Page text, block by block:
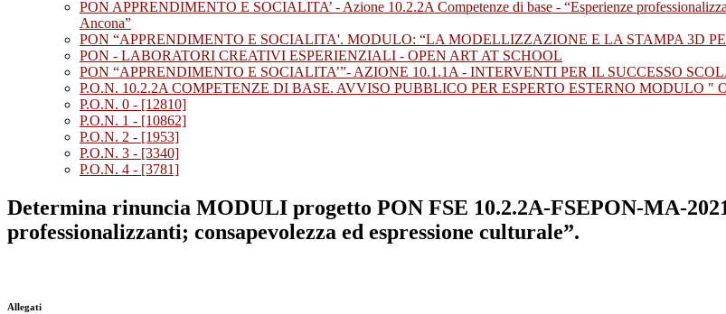
PON APPRENDIMENTO E SOCIALITA’ - Azione 10.2.2A Competenze di base - “Esperienze
Ancona”
PON “APPRENDIMENTO E SOCIALITA'. MODULO: “LA MODELLIZZAZIONE E LA STAMPA 3D
PON - LABORATORI CREATIVI ESPERIENZIALI - OPEN ART AT SCHOOL
PON “APPRENDIMENTO E SOCIALITA’”- AZIONE 10.1.1A - INTERVENTI PER IL SUCCESSO
P.O.N. 10.2.2A COMPETENZE DI BASE. AVVISO PUBBLICO PER ESPERTO ESTERNO MODULO
P.O.N. 0 - [12810]
P.O.N. 1 - [10862]
P.O.N. 2 - [1953]
P.O.N. 3 - [3340]
P.O.N. 4 - [3781]
Determina rinuncia MODULI progetto PON FSE 10.2.2A-FSEPON-MA-
professionalizzanti; consapevolezza ed espressione culturale”.
Allegati